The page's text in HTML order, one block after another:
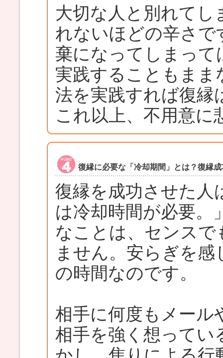
大切な人と別れて
れないほどの辛さで
棄になってしまって
実践することもまま
法を実践すれば復縁
これ以上、不用意
復縁に必要な「冷却期間」とは？復縁
復縁を成功させた人
は冷却時間が必要。
なことは、センス
ません。安らぎを
の時間なのです。
相手に何度もメール
相手を強く想ってい